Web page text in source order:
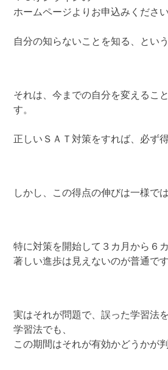
ホームページよりお申込みください
自分の知らないことを知る、とい
それは、今までの自分を変えるこ
す。
正しいＳＡＴ対策をすれば、必ず
しかし、この得点の伸びは一様で
特に対策を開始して３カ月から６
著しい進歩は見えないのが普通です
実はそれが問題で、誤った学習法
学習法でも、
この期間はそれが有効かどうかが